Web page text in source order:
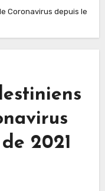
Coronavirus depuis le
2021